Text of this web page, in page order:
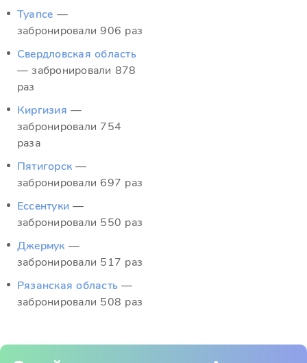
Туапсе —
забронировали 906 раз
Свердловская область
— забронировали 878
раз
Киргизия —
забронировали 754
раза
Пятигорск —
забронировали 697 раз
Ессентуки —
забронировали 550 раз
Джермук —
забронировали 517 раз
Рязанская область —
забронировали 508 раз